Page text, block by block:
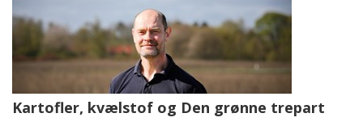
Kartofler, kvælstof og Den grønne trepart